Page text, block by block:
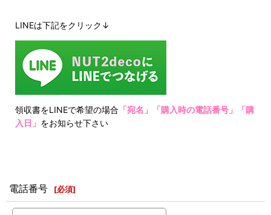
LINEは下記をクリック↓
領収書をLINEで希望の場合 「宛名」「購入時の電話番号」「購
入日」 をお知らせ下さい
電話番号 [必須]